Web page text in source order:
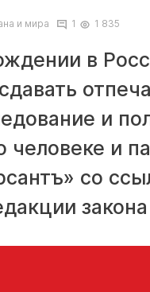
и мира 1 1 835
в
и
человеке и
со